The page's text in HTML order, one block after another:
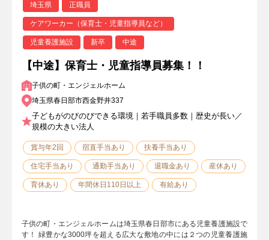
埼玉県 正職員
ケアワーカー（保育士・児童指導員など）
児童養護施設 新卒 中途
【中途】保育士・児童指導員募集！！
子供の町・エンジェルホーム
埼玉県春日部市西金野井337
子どもがのびのびできる環境｜若手職員多数｜歴史が長い／
規模の大きい法人
賞与年2回 宿直手当あり 扶養手当あり
住宅手当あり 通勤手当あり 退職金あり 産休あり
育休あり 年間休日110日以上 有給あり
子供の町・エンジェルホームは埼玉県春日部市にある児童養護施設で
す！ 緑豊かな3000坪を超える広大な敷地の中には２つの児童養護施